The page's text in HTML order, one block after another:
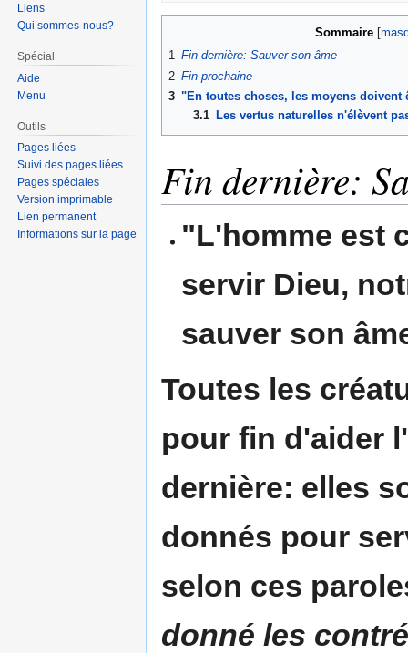
Sommaire
1 Fin dernière: Sauver son âme
2 Fin prochaine
3 "En toutes choses, les moyens
3.1
Les vertus naturelles n'élèvent
Fin dernière:
"L'homme est
servir Dieu,
sauver son
Toutes les
pour fin d'aider
dernière: elles
donnés pour
selon ces
donné les
Liens
Qui sommes-nous?
Spécial
Aide
Menu
Outils
Pages liées
Suivi des pages liées
Pages spéciales
Version imprimable
Lien permanent
Informations sur la page